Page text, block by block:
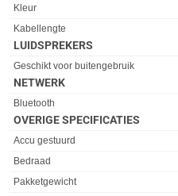
Kleur
Kabellengte
LUIDSPREKERS
Eigenschap Waarde
Geschikt voor buitengebruik
NETWERK
Eigenschap
Bluetooth
OVERIGE SPECIFICATIES
Eigenschap Waarde
Accu gestuurd
Bedraad
Pakketgewicht